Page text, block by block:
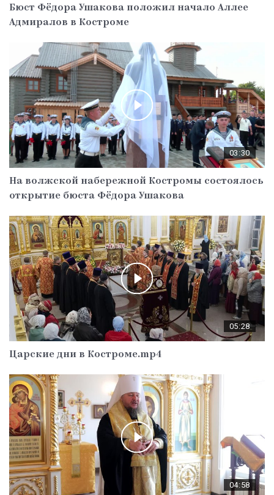
Бюст Фёдора Ушакова положил начало Аллее
Адмиралов в Костроме
03:30
На волжской набережной Костромы состоялось
открытие бюста Фёдора Ушакова
05:28
Царские дни в Костроме.mp4
04:58